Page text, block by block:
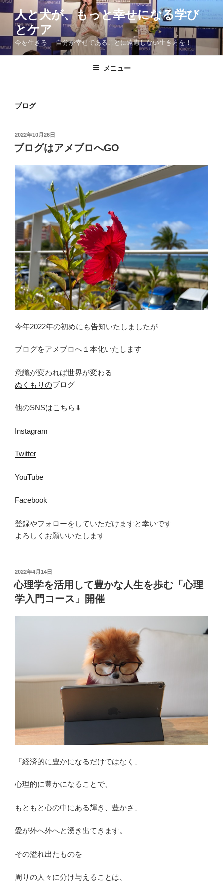
コ
ツ
人と犬が、もっと幸せになる学び
とケア
今を生きる 自分が幸せであることに遠慮しない生き方を！
メニュー
ブログ
投
稿
日:
2022年10月26日
ブログはアメブロへGO
今年2022年の初めにも告知いたしましたが
ブログをアメブロへ１本化いたします
意識が変われば世界が変わる
ぬくもりのブログ
他のSNSはこちら⬇︎
Instagram
Twitter
YouTube
Facebook
登録やフォローをしていただけますと幸いです
よろしくお願いいたします
投
稿
日:
2022年4月14日
心理学を活用して豊かな人生を歩む「心理
学入門コース」開催
『経済的に豊かになるだけではなく、
心理的に豊かになることで、
もともと心の中にある輝き、豊かさ、
愛が外へ外へと湧き出てきます。
その溢れ出たものを
周りの人々に分け与えることは、